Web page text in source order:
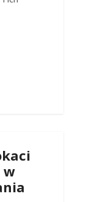
w